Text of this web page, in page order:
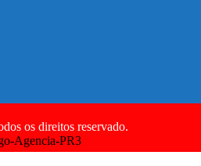
os direitos reservado.